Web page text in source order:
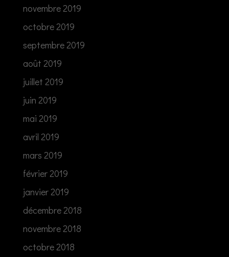
novembre 2019
octobre 2019
septembre 2019
août 2019
juillet 2019
juin 2019
mai 2019
avril 2019
mars 2019
février 2019
janvier 2019
décembre 2018
novembre 2018
octobre 2018